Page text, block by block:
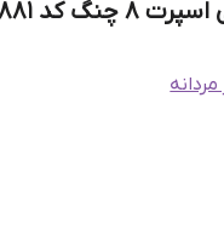
کد 09144881